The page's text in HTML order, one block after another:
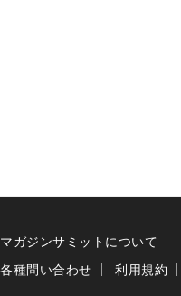
マガジンサミットについて
各種問い合わせ
利用規約